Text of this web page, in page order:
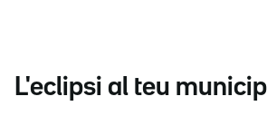
L'eclipsi al teu